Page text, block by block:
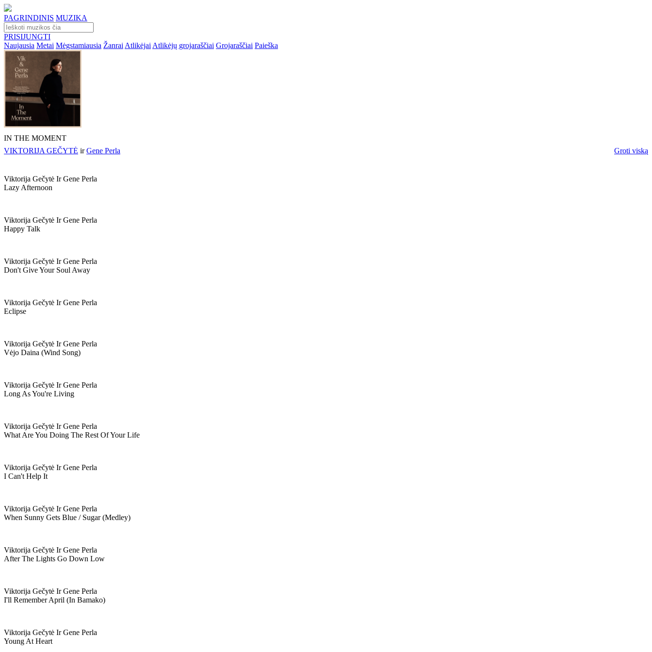
PAGRINDINIS MUZIKA
PRISIJUNGTI
Naujausia Metai Mėgstamiausia Žanrai Atlikėjai Atlikėjų grojaraščiai Grojaraščiai Paieška
IN THE MOMENT
VIKTORIJA GEČYTĖ irGene Perla Groti viską
Viktorija Gečytė Ir Gene Perla
Lazy Afternoon
Viktorija Gečytė Ir Gene Perla
Happy Talk
Viktorija Gečytė Ir Gene Perla
Don't Give Your Soul Away
Viktorija Gečytė Ir Gene Perla
Eclipse
Viktorija Gečytė Ir Gene Perla
Vėjo Daina (wind Song)
Viktorija Gečytė Ir Gene Perla
Long As You're Living
Viktorija Gečytė Ir Gene Perla
What Are You Doing The Rest Of Your Life
Viktorija Gečytė Ir Gene Perla
I Can't Help It
Viktorija Gečytė Ir Gene Perla
When Sunny Gets Blue / Sugar (medley)
Viktorija Gečytė Ir Gene Perla
After The Lights Go Down Low
Viktorija Gečytė Ir Gene Perla
I'll Remember April (in Bamako)
Viktorija Gečytė Ir Gene Perla
Young At Heart